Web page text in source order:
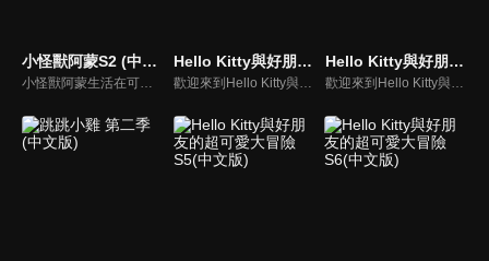
小怪獸阿蒙S2 (中文版)
小怪獸阿蒙生活在可愛的絨毛鎮上，他每天都會面對一些有趣的挑戰。幸運地是他是你見過最有愛心的小怪獸，並且在他的朋友們的幫助下，他會從中找到正確的事去做(即使他還不知道那是什麼)，學會跟隨他自己的內心。
Hello Kitty與好朋友的超可愛大冒險S1(中文版)
歡迎來到Hello Kitty與好朋友的超可愛大冒險!與Hello Kitty, 大眼蛙, 酷企鵝, 美樂蒂, 布丁狗還有酷洛米, 準備和朋友們一起經歷有趣的冒險吧!
Hello Kitty與好朋友的超可愛大冒險S4(中文版)
歡迎來到Hello Kitty與好朋友的超可愛大冒險!與Hello Kitty, 大眼蛙, 酷企鵝, 美樂蒂, 布丁狗還有酷洛米, 準備和朋友們一起經歷有趣的冒險吧!